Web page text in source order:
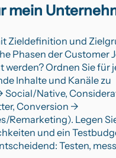
mein
Zieldefinition und
Phasen der Customer
werden? Ordnen Sie für
Inhalte und Kanäle zu
Social/Native,
Conversion →
Remarketing). Legen
und ein
Testen,